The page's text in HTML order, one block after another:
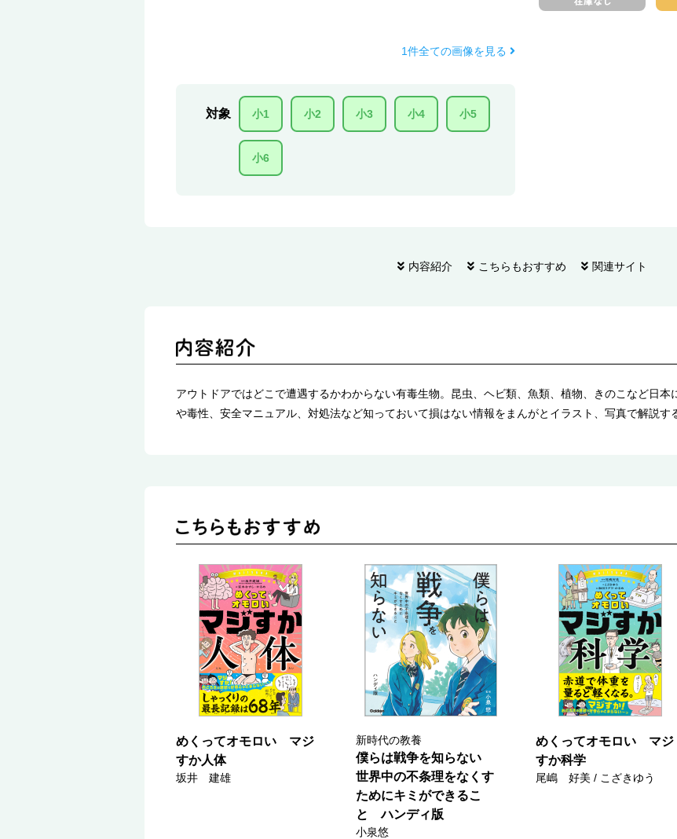
1件全ての画像を見る
対象 小1 小2 小3 小4 小5
小6
内容紹介 こちらもおすすめ 関連サイト
アウトドアではどこで遭遇するかわからない有毒生物。昆虫、ヘビ類、魚類、植物、きのこなど日
や毒性、安全マニュアル、対処法など知っておいて損はない情報をまんがとイラスト、写真で解説す
めくってオモロい マジ
すか人体
坂井 建雄
新時代の教養
僕らは戦争を知らない
世界中の不条理をなくす
ためにキミができるこ
と ハンディ版
小泉悠
めくってオモロい マジ
すか科学
尾嶋 好美 / こざきゆう